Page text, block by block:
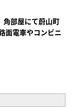
角部屋にて蔚山町
面電車やコンビニ